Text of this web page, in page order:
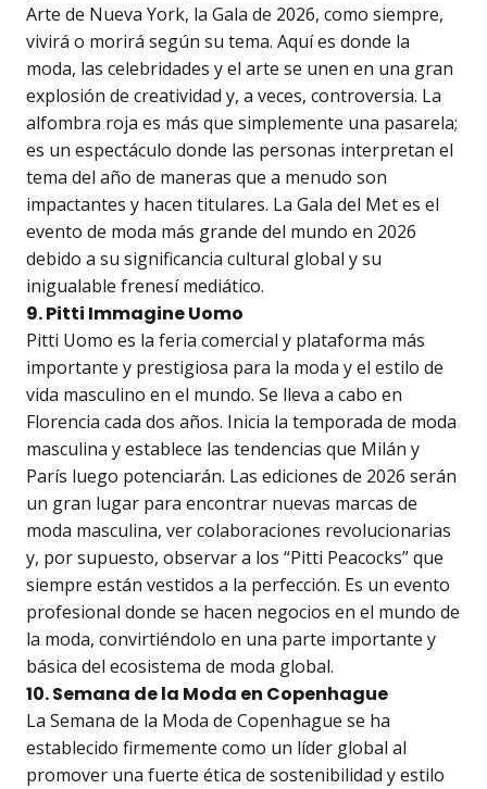
Arte de Nueva York, la Gala de 2026, como siempre,
vivirá o morirá según su tema. Aquí es donde la
moda, las celebridades y el arte se unen en una gran
explosión de creatividad y, a veces, controversia. La
alfombra roja es más que simplemente una pasarela;
es un espectáculo donde las personas interpretan el
tema del año de maneras que a menudo son
impactantes y hacen titulares. La Gala del Met es el
evento de moda más grande del mundo en 2026
debido a su significancia cultural global y su
inigualable frenesí mediático.
9. Pitti Immagine Uomo
Pitti Uomo es la feria comercial y plataforma más
importante y prestigiosa para la moda y el estilo de
vida masculino en el mundo. Se lleva a cabo en
Florencia cada dos años. Inicia la temporada de moda
masculina y establece las tendencias que Milán y
París luego potenciarán. Las ediciones de 2026 serán
un gran lugar para encontrar nuevas marcas de
moda masculina, ver colaboraciones revolucionarias
y, por supuesto, observar a los “Pitti Peacocks” que
siempre están vestidos a la perfección. Es un evento
profesional donde se hacen negocios en el mundo de
la moda, convirtiéndolo en una parte importante y
básica del ecosistema de moda global.
10. Semana de la Moda en Copenhague
La Semana de la Moda de Copenhague se ha
establecido firmemente como un líder global al
promover una fuerte ética de sostenibilidad y estilo